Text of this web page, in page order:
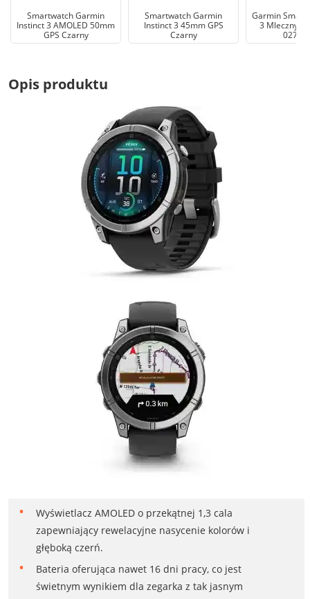
Smartwatch Garmin
Instinct 3 AMOLED 50mm
GPS Czarny
Smartwatch Garmin
Instinct 3 45mm GPS
Czarny
Garmin
3 Mleczny
Opis produktu
Wyświetlacz AMOLED o przekątnej 1,3 cala
zapewniający rewelacyjne nasycenie kolorów i
głęboką czerń.
Bateria oferująca nawet 16 dni pracy, co jest
świetnym wynikiem dla zegarka z tak jasnym